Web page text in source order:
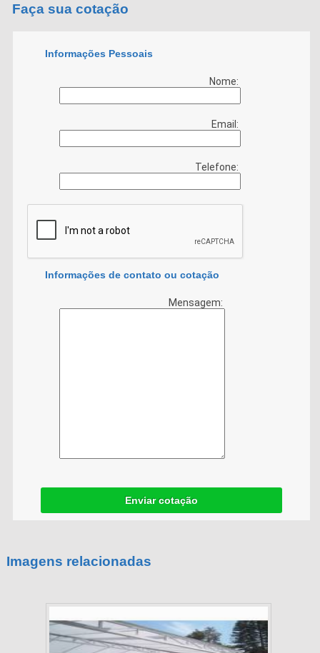
Faça sua cotação
Informações Pessoais
Nome:
Email:
Telefone:
Informações de contato ou cotação
Mensagem:
Enviar cotação
Imagens relacionadas